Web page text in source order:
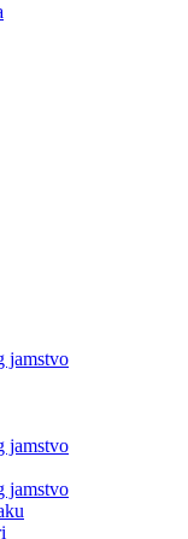
jamstvo
jamstvo
jamstvo